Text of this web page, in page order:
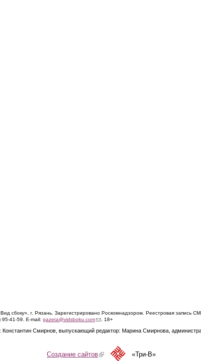
сбоку», г. Рязань. Зарегистрировано Роскомнадзором. Реестровая запись
41-59. E-mail: gazeta@vidsboku.com(link sends e-mail)
. 18+
Константин Смирнов, выпускающий редактор: Марина Смирнова,
Создание сайтов(link is external)«Три-В»